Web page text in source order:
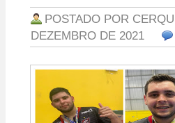
POSTADO POR
DEZEMBRO DE 2021